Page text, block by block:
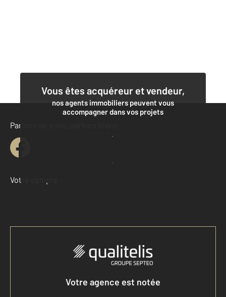
Vous êtes acquéreur et vendeur,
nos agents immobiliers peuvent vous
accompagner dans vos projets
Contacter l'agence
Demander une estimation
Parlons de vous, parlons biens
Votre compte :
Accéder à mon compte
Votre agence est notée